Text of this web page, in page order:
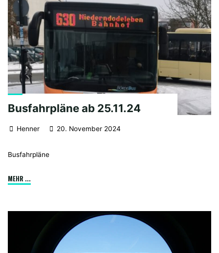
am
10.01.2025 "
Busfahrpläne ab 25.11.24
Henner 20. November 2024
Busfahrpläne
MEHR ...